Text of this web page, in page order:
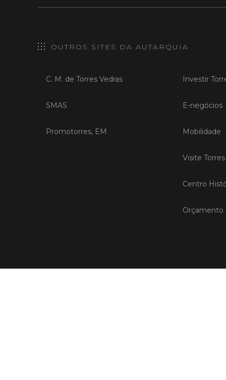
OUTROS SITES DA AUTARQUIA
C. M. de Torres Vedras
SMAS
Promotorres, EM
Investir
E-negócios
Mobilidade
Visite
Centro
Orçamento